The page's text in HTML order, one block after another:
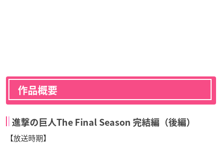
作品概要
進撃の巨人The Final Season 完結編（後編）
【放送時期】